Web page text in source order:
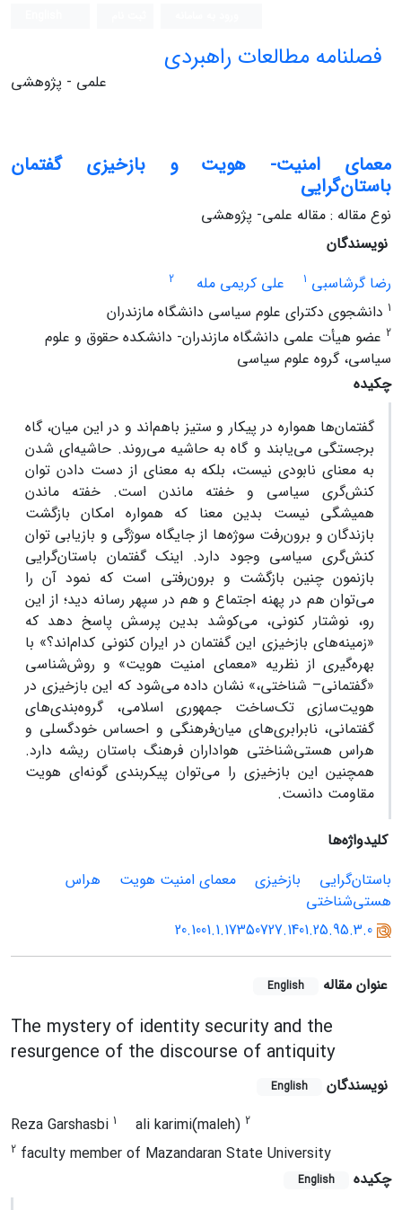
فصلنامه مطالعات راهبردی
علمی - پژوهشی
معمای امنیت- هویت و بازخیزی گفتمان
باستان‌گرایی
نوع مقاله : مقاله علمی- پژوهشی
نویسندگان
رضا گرشاسبی 1 علی کریمی مله
2
1 دانشجوی دکترای علوم سیاسی دانشگاه مازندران
2 عضو هیأت علمی دانشگاه مازندران- دانشکده حقوق و علوم
سیاسی، گروه علوم سیاسی
چکیده
گفتمان‌ها همواره در پیکار و ستیز باهم‌اند و در این میان، گاه
برجستگی می‌یابند و گاه به حاشیه می‌روند. حاشیه‌ای‏ شدن
به معنای نابودی نیست، بلکه به معنای از دست‏ دادن توان
کنش‌گری سیاسی و خفته ‏ماندن است. خفته‏ ماندن
همیشگی نیست بدین معنا که همواره امکان بازگشت
بازندگان و برون‌رفت سوژه‌ها از جایگاه سوژگی و بازیابی توان
کنش‌گری سیاسی وجود دارد. اینک گفتمان باستان‌گرایی
بازنمون چنین بازگشت و برون‌رفتی است که نمود آن را
می‌توان هم در پهنه‌ اجتماع و هم در سپهر رسانه دید؛ از این‌
رو، نوشتار کنونی، می‌کوشد بدین پرسش پاسخ دهد که
«زمینه‌های بازخیزی این گفتمان در ایران کنونی کدام‌اند؟» با
بهره‌گیری از نظریه‌ «معمای امنیت هویت» و روش‌شناسی
«گفتمانی– شناختی،» نشان داده می‌شود که این بازخیزی در
هویت‌سازی تک‌ساخت جمهوری اسلامی، گروه‌بندی‌های
گفتمانی، نابرابری‌های میان‌فرهنگی و احساس خودگسلی و
هراس هستی‌شناختی هواداران فرهنگ باستان ریشه دارد.
همچنین این بازخیزی را می‌توان پیکربندی گونه‌ای هویت
مقاومت دانست.
کلیدواژه‌ها
باستان‌گرایی
بازخیزی معمای امنیت هویت
هراس
هستی‌شناختی
20.1001.1.17350727.1401.25.95.3.0
عنوان مقاله English
The mystery of identity security and the
resurgence of the discourse of antiquity
نویسندگان English
Reza Garshasbi 1 ali karimi(maleh) 2
2 faculty member of Mazandaran State University
چکیده
English